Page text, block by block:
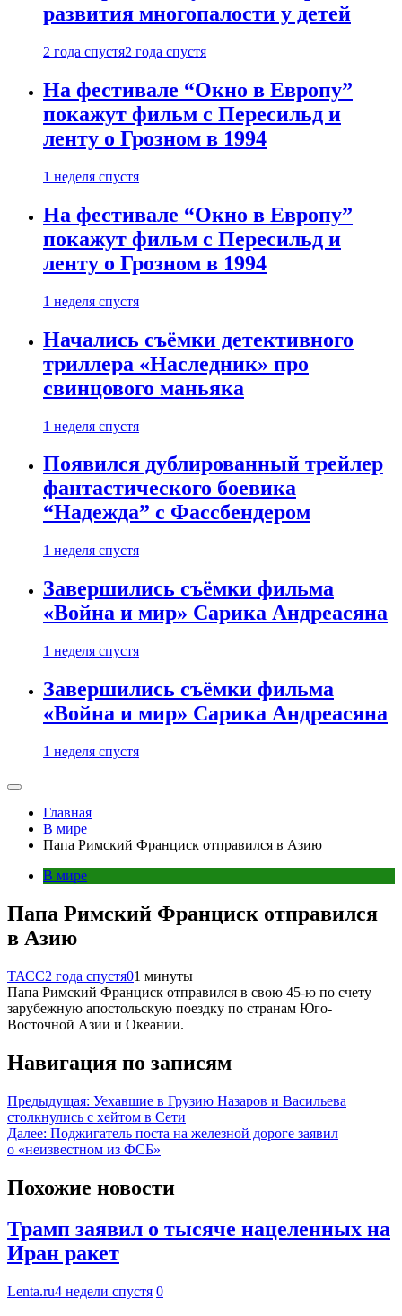
развития многопалости у детей
2 года спустя2 года спустя
На фестивале “Окно в Европу”
покажут фильм с Пересильд и
ленту о Грозном в 1994
1 неделя спустя
На фестивале “Окно в Европу”
покажут фильм с Пересильд и
ленту о Грозном в 1994
1 неделя спустя
Начались съёмки детективного
триллера «Наследник» про
свинцового маньяка
1 неделя спустя
Появился дублированный трейлер
фантастического боевика
“Надежда” с Фассбендером
1 неделя спустя
Завершились съёмки фильма
«Война и мир» Сарика Андреасяна
1 неделя спустя
Завершились съёмки фильма
«Война и мир» Сарика Андреасяна
1 неделя спустя
Главная
В мире
Папа Римский Франциск отправился в Азию
В мире
Папа Римский Франциск отправился
в Азию
ТАСС2 года спустя01 минуты
Папа Римский Франциск отправился в свою 45-ю по счету
зарубежную апостольскую поездку по странам Юго-
Восточной Азии и Океании.
Навигация по записям
Предыдущая: Уехавшие в Грузию Назаров и Васильева
столкнулись с хейтом в Сети
Далее: Поджигатель поста на железной дороге заявил
о «неизвестном из ФСБ»
Похожие новости
Трамп заявил о тысяче нацеленных на
Иран ракет
Lenta.ru4 недели спустя 0